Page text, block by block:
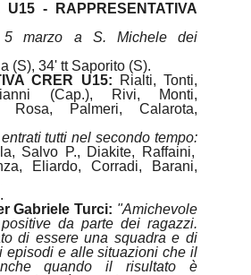
U15 - RAPPRESENTATIVA
5 marzo a S. Michele dei
(S), 34' tt Saporito (S).
CRER U15: Rialti, Tonti,
(Cap.), Rivi, Monti,
Rosa, Palmeri, Calarota,
tutti nel secondo tempo:
Salvo P., Diakite, Raffaini,
Eliardo, Corradi, Barani,
Gabriele Turci: "Amichevole
da parte dei ragazzi.
di essere una squadra e di
episodi e alle situazioni che il
quando il risultato è